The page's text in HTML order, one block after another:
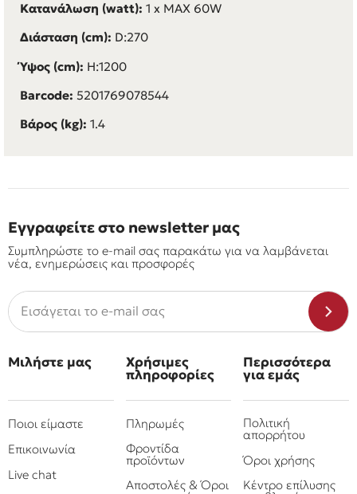
Κατανάλωση (watt): 1 x MAX 60W
Διάσταση (cm): D:270
Ύψος (cm): H:1200
Barcode: 5201769078544
Βάρος (kg): 1.4
Εγγραφείτε στο newsletter μας
Συμπληρώστε το e-mail σας παρακάτω για να λαμβάνεται
νέα, ενημερώσεις και προσφορές
Μιλήστε μας
Ποιοι είμαστε
Επικοινωνία
Live chat
Χρήσιμες
πληροφορίες
Πληρωμές
Φροντίδα
προϊόντων
Αποστολές & Όροι
Περισσότερα
για εμάς
Πολιτική
απορρήτου
Όροι χρήσης
Κέντρο επίλυσης